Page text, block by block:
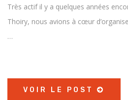
Très actif il y a quelques années
Thoiry, nous avions à cœur
…
VOIR LE POST